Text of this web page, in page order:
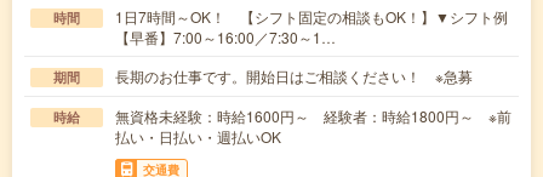
時間
1日7時間～OK！ 【シフト固定の相談もOK！】▼シフト例
【早番】7:00～16:00／7:30～1…
期間 長期のお仕事です。開始日はご相談ください！ ※急募
時給
無資格未経験：時給1600円～ 経験者：時給1800円～ ※前
払い・日払い・週払いOK
交通費